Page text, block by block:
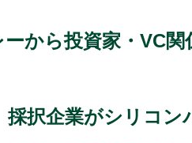
から投資家・VC
択企業がシリコン